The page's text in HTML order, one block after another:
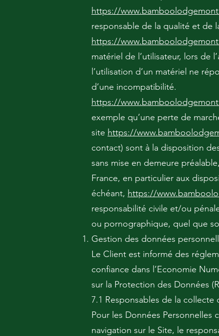
https://
responsable de la qualité et de
https://
matériel de l’utilisateur, lors de
l’utilisation d’un matériel ne
d’une incompatibilité.
https://
exemple qu’une perte de
site https://
contact) sont à la disposition
sans mise en demeure
France, en particulier aux
échéant, https://
responsabilité civile et/ou
ou pornographique, quel que
Gestion des données
Le Client est informé des
confiance dans l’Economie
sur la Protection des Données
7.1 Responsables de la
Pour les Données
navigation sur le Site, le